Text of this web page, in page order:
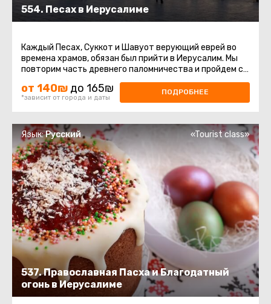
554. Песах в Иерусалиме
Каждый Песах, Суккот и Шавуот верующий еврей во
времена храмов, обязан был прийти в Иерусалим. Мы
повторим часть древнего паломничества и пройдем с
от 140₪ до 165₪
*зависит от города и даты
ПОДРОБНЕЕ
537. Православная Пасха и Благодатный
огонь в Иерусалиме
Язык:Русский «Tourist class»